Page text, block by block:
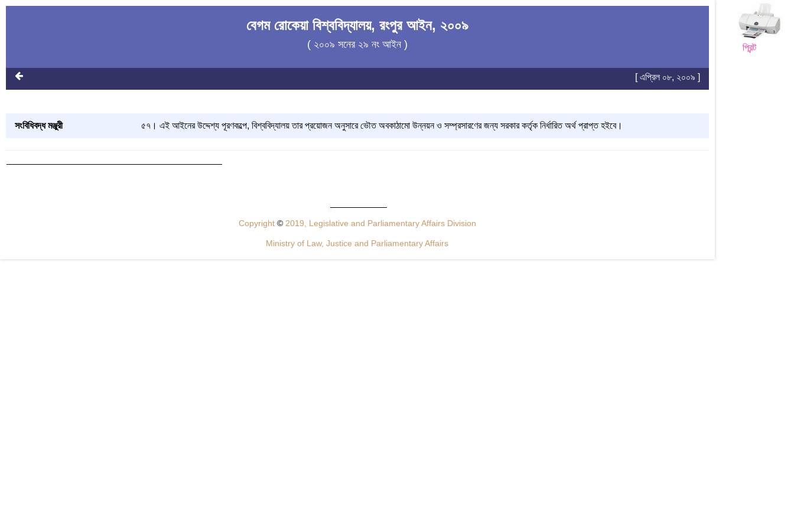
প্রিন্ট
বেগম রোকেয়া বিশ্ববিদ্যালয়, রংপুর আইন, ২০০৯
( ২০০৯ সনের ২৯ নং আইন )
[ এপ্রিল ০৮, ২০০৯ ]
সংবিধিবদ্ধ মঞ্জুরী ৫৭। এই আইনের উদ্দেশ্য পূরণকল্পে, বিশ্ববিদ্যালয় তার প্রয়োজন অনুসারে ভৌত অবকাঠামো উন্নয়ন ও সম্প্রসারণের জন্য সরকার কর্তৃক নির্ধারিত অর্থ প্রাপ্ত হইবে।
Copyright ©2019, Legislative and Parliamentary Affairs Division
Ministry of Law, Justice and Parliamentary Affairs